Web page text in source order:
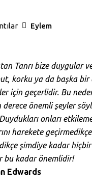
Eylem
Tanrı bize duygular
korku ya da başka bir
için geçerlidir. Bu
derece önemli şeyler
onları
harekete
şimdiye kadar
bu kadar önemlidir!
Edwards